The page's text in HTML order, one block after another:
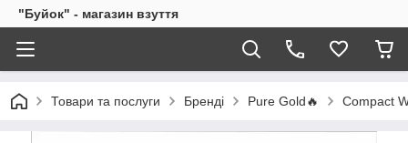
"Буйок" - магазин взуття
Товари та послуги Бренді Pure Gold🔥 Compact